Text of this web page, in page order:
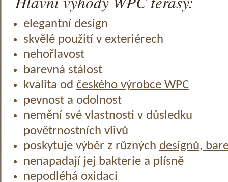
elegantní design
skvělé použití v exteriérech
nehořlavost
barevná stálost
kvalita od českého výrobce WPC
pevnost a odolnost
nemění své vlastnosti v důsledku
povětrnostních vlivů
poskytuje výběr z různých designů,
nenapadají jej bakterie a plísně
nepodléhá oxidaci